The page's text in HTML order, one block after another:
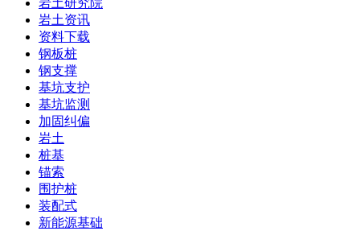
岩土研究院
岩土资讯
资料下载
钢板桩
钢支撑
基坑支护
基坑监测
加固纠偏
岩土
桩基
锚索
围护桩
装配式
新能源基础